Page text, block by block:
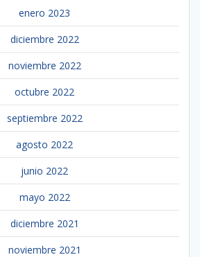
enero 2023
diciembre 2022
noviembre 2022
octubre 2022
septiembre 2022
agosto 2022
junio 2022
mayo 2022
diciembre 2021
noviembre 2021